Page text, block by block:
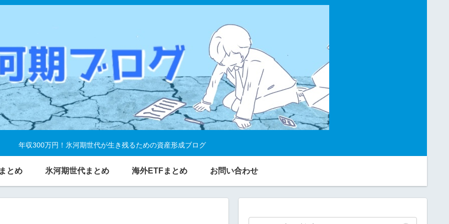
年収300万円！氷河期世代が生き残るための資産形成ブログ
とめ 氷河期世代まとめ 海外ETFまとめ お問い合わせ